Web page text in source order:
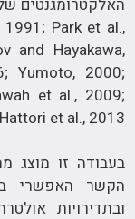
Park et al.,
and Hayakawa,
Yumoto, 2000;
et al., 2009;
et al., 2013].
בעבודה זו מוצג